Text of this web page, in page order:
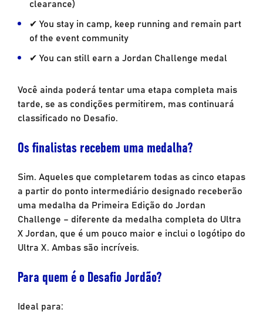
✔ You stay in camp, keep running and remain part
of the event community
✔ You can still earn a Jordan Challenge medal
Você ainda poderá tentar uma etapa completa mais
tarde, se as condições permitirem, mas continuará
classificado no Desafio.
Os finalistas recebem uma medalha?
Sim. Aqueles que completarem todas as cinco etapas
a partir do ponto intermediário designado receberão
uma medalha da Primeira Edição do Jordan
Challenge – diferente da medalha completa do Ultra
X Jordan, que é um pouco maior e inclui o logótipo do
Ultra X. Ambas são incríveis.
Para quem é o Desafio Jordão?
Ideal para: